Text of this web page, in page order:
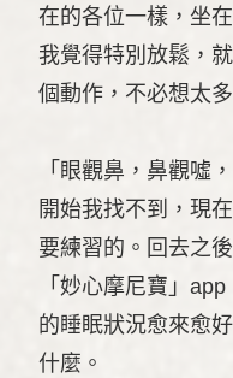
在的各位一樣，坐
我覺得特別放鬆，
個動作，不必想太
「眼觀鼻，鼻觀噓
開始我找不到，現
要練習的。回去之
「妙心摩尼寶」
的睡眠狀況愈來愈
什麼。